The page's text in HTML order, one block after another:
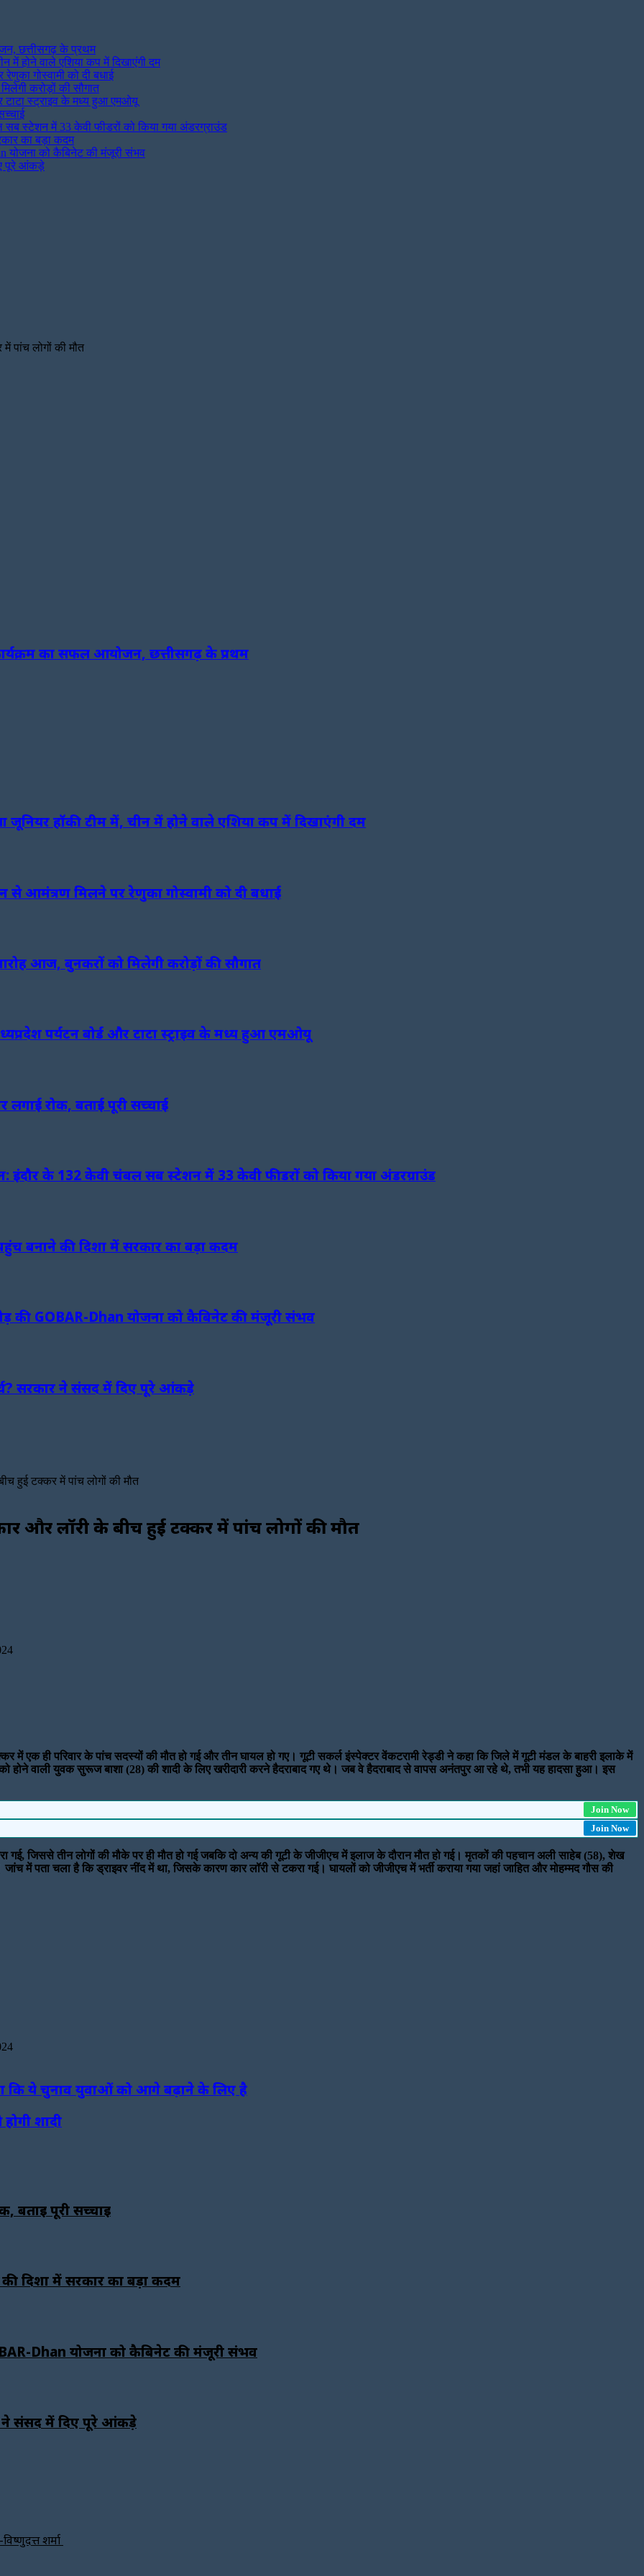
छत्तीसगढ़ के प्रथम
में होने वाले एशिया कप में दिखाएंगी दम
गोस्वामी को दी बधाई
करोड़ों की सौगात
टाटा स्ट्राइव के मध्य हुआ एमओयू
सब स्टेशन में 33 केवी फीडरों को किया गया अंडरग्राउंड
का बड़ा कदम
योजना को कैबिनेट की मंजूरी संभव
पूरे आंकड़े
लोगों की मौत
का सफल आयोजन, छत्तीसगढ़ के प्रथम
जूनियर हॉकी टीम में, चीन में होने वाले एशिया कप में दिखाएंगी दम
से आमंत्रण मिलने पर रेणुका गोस्वामी को दी बधाई
आज, बुनकरों को मिलेगी करोड़ों की सौगात
पर्यटन बोर्ड और टाटा स्ट्राइव के मध्य हुआ एमओयू
लगाई रोक, बताई पूरी सच्चाई
इंदौर के 132 केवी चंबल सब स्टेशन में 33 केवी फीडरों को किया गया अंडरग्राउंड
बनाने की दिशा में सरकार का बड़ा कदम
की GOBAR-Dhan योजना को कैबिनेट की मंजूरी संभव
सरकार ने संसद में दिए पूरे आंकड़े
हुई टक्कर में पांच लोगों की मौत
लॉरी के बीच हुई टक्कर में पांच लोगों की मौत
ही परिवार के पांच सदस्यों की मौत हो गई और तीन घायल हो गए। गूटी सकर्ल इंस्पेक्टर वेंकटरामी रेड्डी ने कहा कि जिले में गूटी मंडल के बाहरी इलाके में
होने वाली युवक सुरूज बाशा (28) की शादी के लिए खरीदारी करने हैदराबाद गए थे। जब वे हैदराबाद से वापस अनंतपुर आ रहे थे, तभी यह हादसा हुआ। इस
Join Now
Join Now
गई, जिससे तीन लोगों की मौके पर ही मौत हो गई जबकि दो अन्य की गूटी के जीजीएच में इलाज के दौरान मौत हो गई। मृतकों की पहचान अली साहेब (58), शेख
में पता चला है कि ड्राइवर नींद में था, जिसके कारण कार लॉरी से टकरा गई। घायलों को जीजीएच में भर्ती कराया गया जहां जाहित और मोहम्मद गौस की
कि ये चुनाव युवाओं को आगे बढ़ाने के लिए है
शादी
बताई पूरी सच्चाई
दिशा में सरकार का बड़ा कदम
Dhan योजना को कैबिनेट की मंजूरी संभव
ने संसद में दिए पूरे आंकड़े
शर्मा